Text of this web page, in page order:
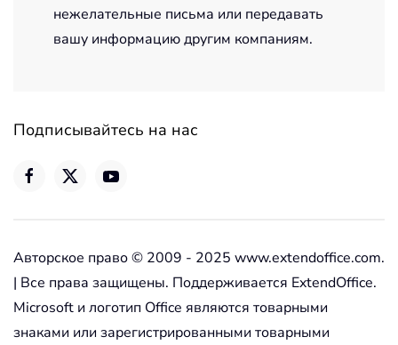
нежелательные письма или передавать
вашу информацию другим компаниям.
Подписывайтесь на нас
Авторское право © 2009 - 2025 www.extendoffice.com.
| Все права защищены. Поддерживается ExtendOffice.
Microsoft и логотип Office являются товарными
знаками или зарегистрированными товарными